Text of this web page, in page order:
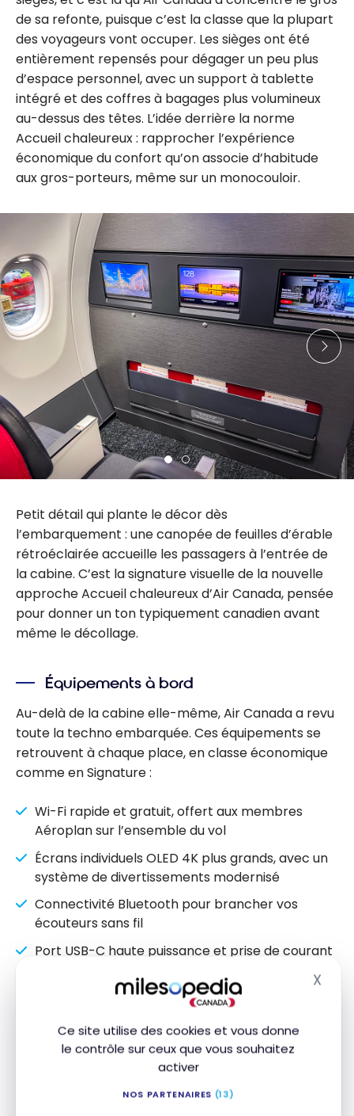
Ce site utilise des cookies et vous donne
le contrôle sur ceux que vous souhaitez
activer
NOS PARTENAIRES (13)
X
de sa refonte, puisque c’est la classe que la plupart
des voyageurs vont occuper. Les sièges ont été
entièrement repensés pour dégager un peu plus
d’espace personnel, avec un support à tablette
intégré et des coffres à bagages plus volumineux
au-dessus des têtes. L’idée derrière la norme
Accueil chaleureux : rapprocher l’expérience
économique du confort qu’on associe d’habitude
aux gros-porteurs, même sur un monocouloir.
Petit détail qui plante le décor dès
l’embarquement : une canopée de feuilles d’érable
rétroéclairée accueille les passagers à l’entrée de
la cabine. C’est la signature visuelle de la nouvelle
approche Accueil chaleureux d’Air Canada, pensée
pour donner un ton typiquement canadien avant
même le décollage.
Équipements à bord
Au-delà de la cabine elle-même, Air Canada a revu
toute la techno embarquée. Ces équipements se
retrouvent à chaque place, en classe économique
comme en Signature :
Wi-Fi rapide et gratuit, offert aux membres
Aéroplan sur l’ensemble du vol
Écrans individuels OLED 4K plus grands, avec un
système de divertissements modernisé
Connectivité Bluetooth pour brancher vos
écouteurs sans fil
Port USB-C haute puissance et prise de courant
à chaque siège, de quoi tenir un téléphone et un
ordinateur portable sur un long vol
Intérêt face aux autres appareils
Le parc d’Air Canada compte plusieurs types